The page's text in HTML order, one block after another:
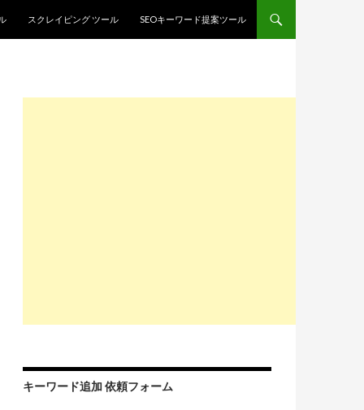
スクレイピング ツール SEOキーワード提案ツール
キーワード追加 依頼フォーム